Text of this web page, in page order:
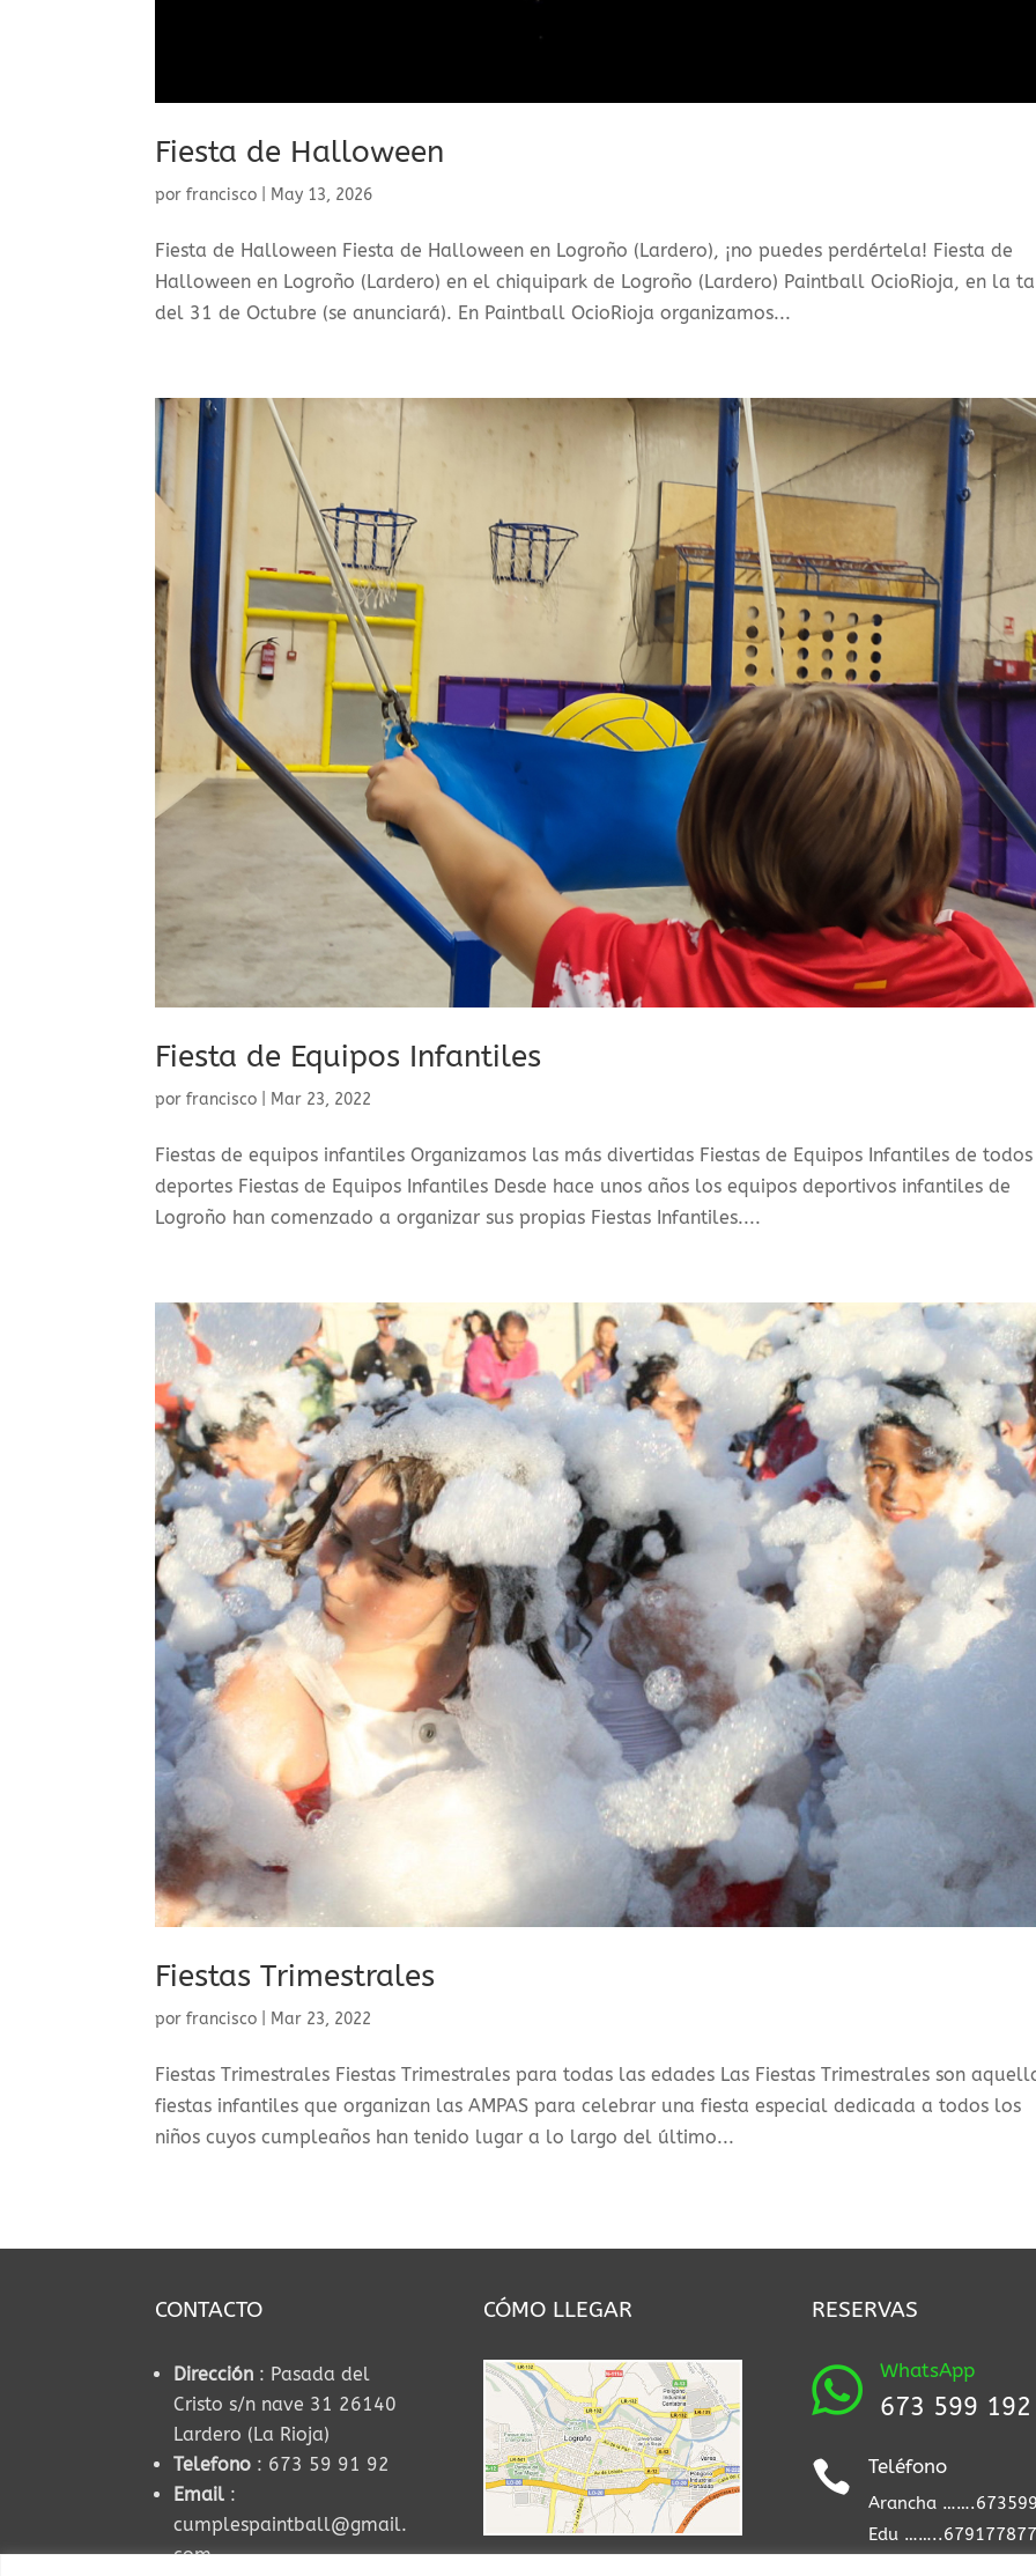
Fiesta de Halloween
porfrancisco May 13, 2026
Fiesta de Halloween Fiesta de Halloween en Logroño (Lardero), ¡no puedes perdértela! Fiesta de
Halloween en Logroño (Lardero) en el chiquipark de Logroño (Lardero) Paintball OcioRioja, en la
del 31 de Octubre (se anunciará). En Paintball OcioRioja organizamos...
Fiesta de Equipos Infantiles
porfrancisco Mar 23, 2022
Fiestas de equipos infantiles Organizamos las más divertidas Fiestas de Equipos Infantiles de
deportes Fiestas de Equipos Infantiles Desde hace unos años los equipos deportivos infantiles de
Logroño han comenzado a organizar sus propias Fiestas Infantiles....
Fiestas Trimestrales
porfrancisco Mar 23, 2022
Fiestas Trimestrales Fiestas Trimestrales para todas las edades Las Fiestas Trimestrales son
fiestas infantiles que organizan las AMPAS para celebrar una fiesta especial dedicada a todos los
niños cuyos cumpleaños han tenido lugar a lo largo del último...
CONTACTO
Dirección : Pasada del
Cristo s/n nave 31 26140
Lardero (La Rioja)
Telefono : 673 59 91 92
Email :
cumplespaintball@gmail.
com
CÓMO LLEGAR RESERVAS
 WhatsApp
673 599 192
 Teléfono
Arancha
Edu ……..679177877